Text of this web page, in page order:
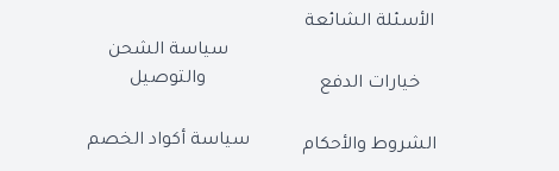
الأسئلة الشائعة
خيارات الدفع
الشروط والأحكام
سياسة الشحن
والتوصيل
سياسة أكواد الخصم